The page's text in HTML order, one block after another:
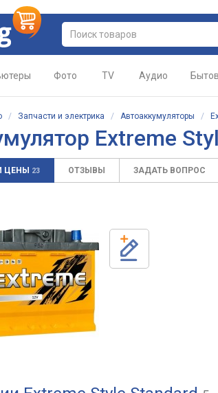
Фото TV Аудио
/ Запчасти и электрика / Автоаккумуляторы /
Extreme
ЦЕНЫ 23 ОТЗЫВЫ ЗАДАТЬ ВОПРОС